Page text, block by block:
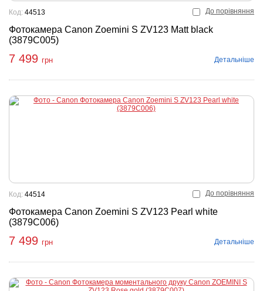
До порівняння
Фотокамера Canon Zoemini S ZV123 Matt black
(3879C005)
Код: 44513
7 499 грн Детальніше
До порівняння
Фотокамера Canon Zoemini S ZV123 Pearl white
(3879C006)
Код: 44514
7 499 грн Детальніше